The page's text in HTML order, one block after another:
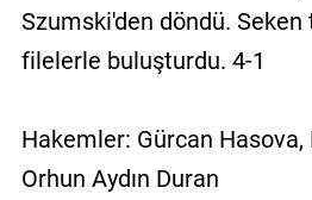
Szumski'den döndü. Seken
filelerle buluşturdu. 4-1
Hakemler: Gürcan
Orhun Aydın Duran